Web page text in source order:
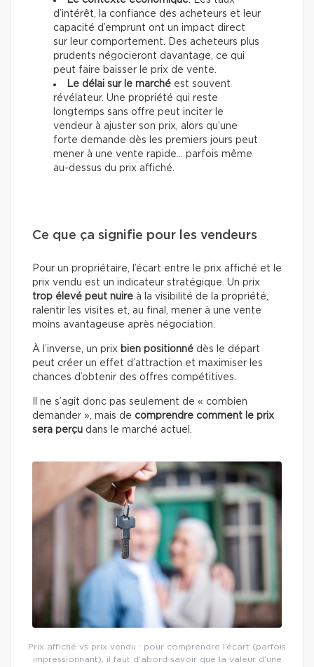
d’intérêt, la confiance des acheteurs et leur
capacité d’emprunt ont un impact direct
sur leur comportement. Des acheteurs plus
prudents négocieront davantage, ce qui
peut faire baisser le prix de vente.
Le délai sur le marché est souvent
révélateur. Une propriété qui reste
longtemps sans offre peut inciter le
vendeur à ajuster son prix, alors qu’une
forte demande dès les premiers jours peut
mener à une vente rapide… parfois même
au-dessus du prix affiché.
Ce que ça signifie pour les vendeurs
Pour un propriétaire, l’écart entre le prix affiché et le
prix vendu est un indicateur stratégique. Un prix
trop élevé peut nuire à la visibilité de la propriété,
ralentir les visites et, au final, mener à une vente
moins avantageuse après négociation.
À l’inverse, un prix bien positionné dès le départ
peut créer un effet d’attraction et maximiser les
chances d’obtenir des offres compétitives.
Il ne s’agit donc pas seulement de « combien
demander », mais de comprendre comment le prix
sera perçu dans le marché actuel.
Prix affiché vs prix vendu : pour comprendre l’écart (parfois
impressionnant), il faut d’abord savoir que la valeur d’une